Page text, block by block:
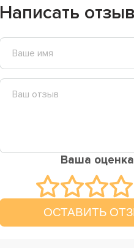
Написать отзыв
Ваша оценка
ОСТАВИТЬ